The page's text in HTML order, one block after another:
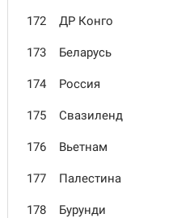
172 ДР Конго
173 Беларусь
174 Россия
175 Свази­ленд
176 Вьетнам
177 Палестина
178 Бурунди